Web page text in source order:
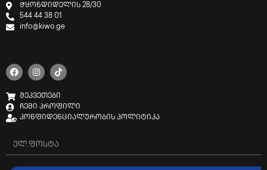
ჭყონდიდელის 28/30
544 44 38 01
info@kiwo.ge
შეკვეთები
ჩემი პროფილი
კონფიდენციალურობის პოლიტიკა